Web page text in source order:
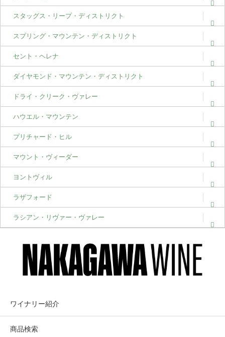
スタッグス・リープ・ディストリクト
スプリング・マウンテン・ディストリクト
セント・ヘレナ
ダイヤモンド・マウンテン・ディストリクト
ドライ・クリーク・ヴァレー
ハウエル・マウンテン
プリチャード・ヒル
マウント・ヴィーダー
ヨントヴィル
ラザフォード
ラシアン・リヴァー・ヴァレー
ワイナリー紹介
商品検索